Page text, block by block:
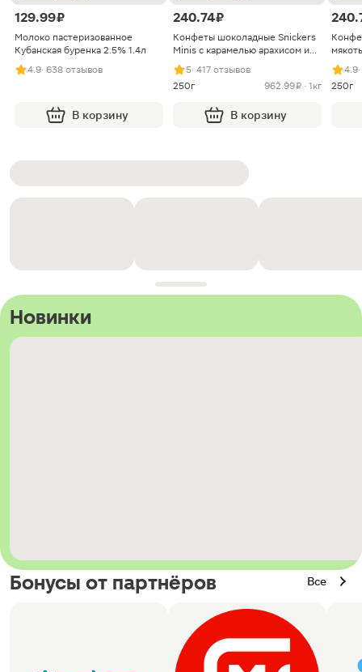
129.99 ₽
Молоко пастеризованное
Кубанская буренка 2.5% 1.4л
4.9· 638 отзывов
В корзину
240.74 ₽
Конфеты шоколадные Snickers
Minis с карамелью арахисом и
нугой
5· 417 отзывов
250г
962.99 ₽ · 1кг
В корзину
4.9
250г
Новинки
Бонусы от партнёров Все